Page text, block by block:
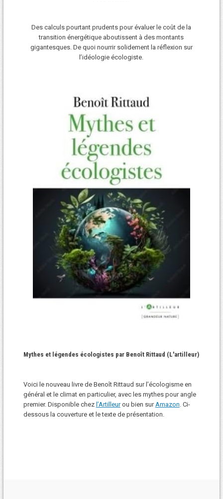
Des calculs pourtant prudents pour évaluer le coût de la
transition énergétique aboutissent à des montants
gigantesques. De quoi nourrir solidement la réflexion sur
l’idéologie écologiste.
Mythes et légendes écologistes par Benoît Rittaud (L'artilleur)
Voici le nouveau livre de Benoît Rittaud sur l’écologisme en
général et le climat en particulier, avec les mythes pour angle
premier. Disponible chez l’Artilleurou bien sur Amazon . Ci-
dessous la couverture et le texte de présentation.